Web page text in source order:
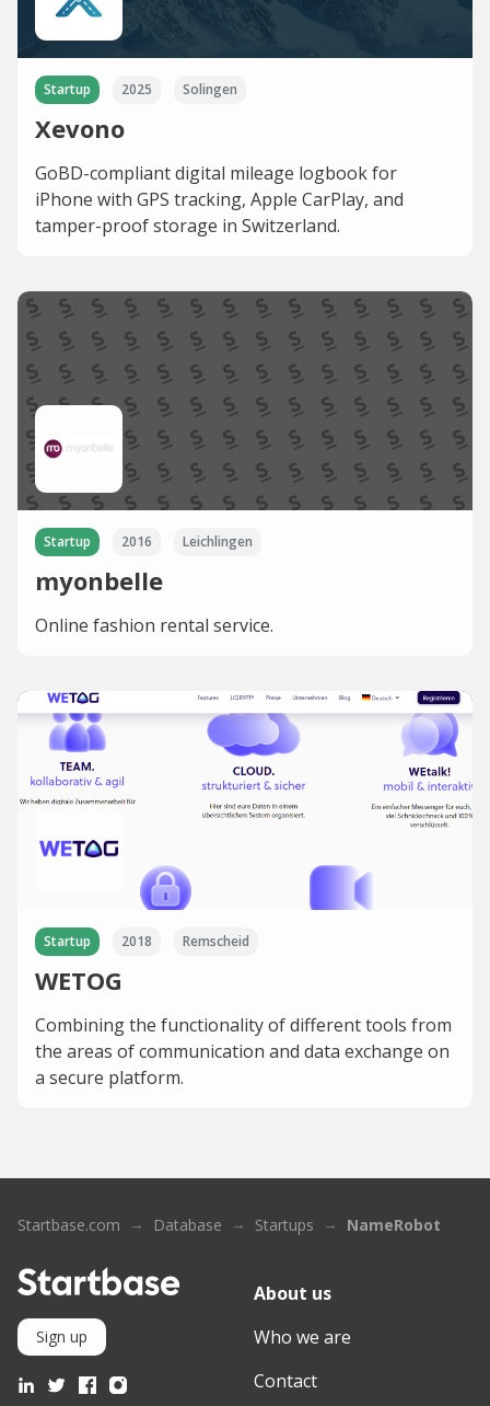
Startup 2025 Solingen
Xevono
GoBD-compliant digital mileage logbook for
iPhone with GPS tracking, Apple CarPlay, and
tamper-proof storage in Switzerland.
Startup 2016 Leichlingen
myonbelle
Online fashion rental service.
Startup 2018 Remscheid
WETOG
Combining the functionality of different tools from
the areas of communication and data exchange on
a secure platform.
Startbase.com Database Startups NameRobot
Sign up
About us
Who we are
Contact